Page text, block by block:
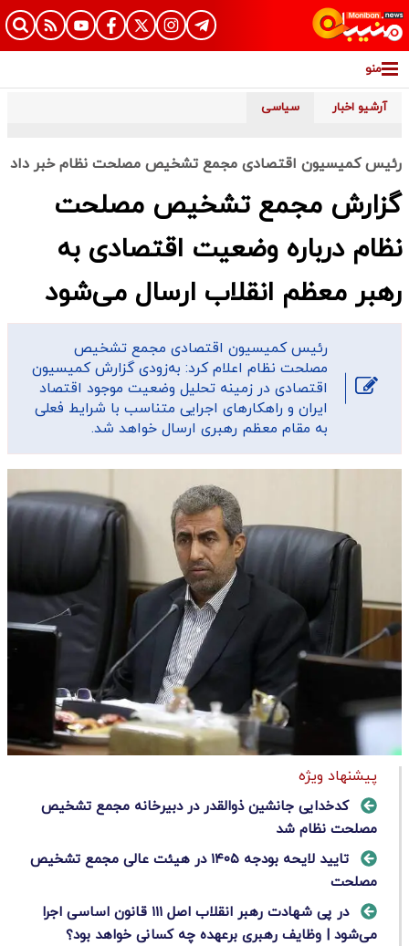
منو
آرشیو اخبار سیاسی
رئیس کمیسیون اقتصادی مجمع تشخیص مصلحت نظام خبر داد
گزارش مجمع تشخیص مصلحت
نظام درباره وضعیت اقتصادی به
رهبر معظم انقلاب ارسال می‌شود
رئیس کمیسیون اقتصادی مجمع تشخیص
مصلحت نظام اعلام کرد: به‌زودی گزارش کمیسیون
اقتصادی در زمینه تحلیل وضعیت موجود اقتصاد
ایران و راهکارهای اجرایی متناسب با شرایط فعلی
به مقام معظم رهبری ارسال خواهد شد.
پیشنهاد ویژه
کدخدایی جانشین ذوالقدر در دبیرخانه مجمع تشخیص
مصلحت نظام شد
تایید لایحه بودجه ۱۴۰۵ در هیئت عالی مجمع تشخیص
مصلحت
در پی شهادت رهبر انقلاب اصل‌ ۱۱۱ قانون اساسی اجرا
می‌شود | وظایف رهبری برعهده چه کسانی خواهد بود؟